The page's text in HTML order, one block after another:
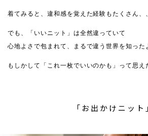
着てみると、違和感を覚えた経験もたくさん、
でも、「いいニット」は全然違っていて
心地よさで包まれて、まるで違う世界を知った
もしかして「これ一枚でいいのかも」って思え
「お出かけニット